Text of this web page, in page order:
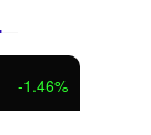
-1.46%